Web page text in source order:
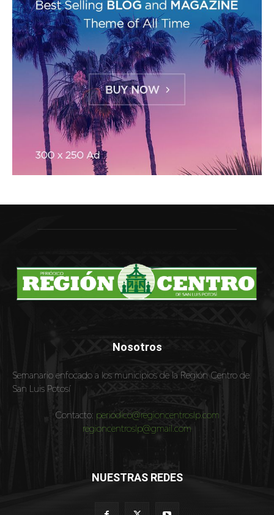
Nosotros
Semanario enfocado a los municipios de la Región Centro de
San Luis Potosí
Contacto: periodico@regioncentroslp.com
regioncentroslp@gmail.com
NUESTRAS REDES